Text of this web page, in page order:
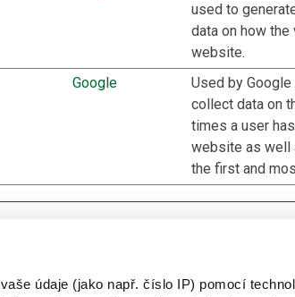
údaje (jako např. číslo IP) pomocí
used to
data on how
website.
Google
Used by
collect data on
times a user
website as well
the first and